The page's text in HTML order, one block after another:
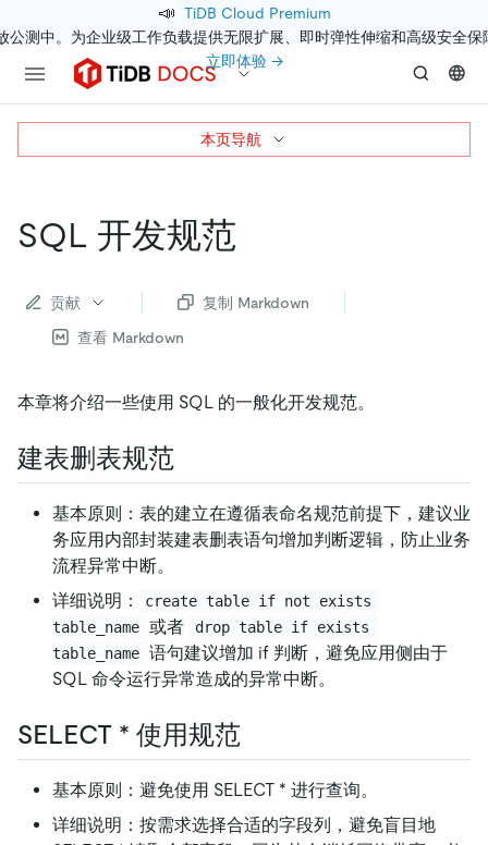
📣 TiDB Cloud Premium
公测中。为企业级工作负载提供无限扩展、即时弹性伸缩和高级安全保
立即体验 →
SQL 开发规范
贡献
复制 Markdown
查看 Markdown
本章将介绍一些使用 SQL 的一般化开发规范。
建表删表规范
基本原则：表的建立在遵循表命名规范前提下，建议业
务应用内部封装建表删表语句增加判断逻辑，防止业务
流程异常中断。
详细说明：
create table if not exists
table_name 或者
drop table if exists
table_name 语句建议增加 if 判断，避免应用侧由于
SQL 命令运行异常造成的异常中断。
SELECT * 使用规范
基本原则：避免使用 SELECT * 进行查询。
详细说明：按需求选择合适的字段列，避免盲目地
本页导航